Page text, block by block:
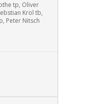
tp, Oliver
Krol tb,
Peter Nitsch